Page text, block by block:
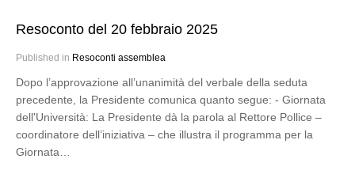
Resoconto del 20 febbraio 2025
Published in Resoconti assemblea
Dopo l’approvazione all’unanimità del verbale della seduta
precedente, la Presidente comunica quanto segue: - Giornata
dell'Università: La Presidente dà la parola al Rettore Pollice –
coordinatore dell’iniziativa – che illustra il programma per la
Giornata…